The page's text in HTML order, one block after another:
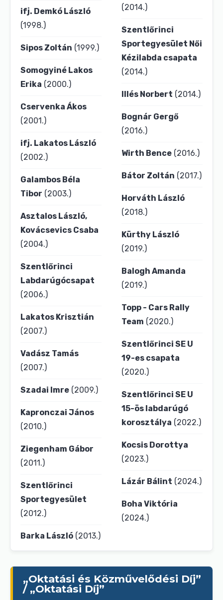
ifj. Demkó László
(1998.)
Sipos Zoltán (1999.)
Somogyiné Lakos
Erika (2000.)
Cservenka Ákos
(2001.)
ifj. Lakatos László
(2002.)
Galambos Béla
Tibor (2003.)
Asztalos László,
Kovácsevics Csaba
(2004.)
Szentlőrinci
Labdarúgócsapat
(2006.)
Lakatos Krisztián
(2007.)
Vadász Tamás
(2007.)
Szadai Imre (2009.)
Kapronczai János
(2010.)
Ziegenham Gábor
(2011.)
Szentlőrinci
Sportegyesület
(2012.)
Barka László (2013.)
(2014.)
Szentlőrinci
Sportegyesület Női
Kézilabda csapata
(2014.)
Illés Norbert (2014.)
Bognár Gergő
(2016.)
Wirth Bence (2016.)
Bátor Zoltán (2017.)
Horváth László
(2018.)
Kürthy László
(2019.)
Balogh Amanda
(2019.)
Topp - Cars Rally
Team (2020.)
Szentlőrinci SE U
19-es csapata
(2020.)
Szentlőrinci SE U
15-ös labdarúgó
korosztálya (2022.)
Kocsis Dorottya
(2023.)
Lázár Bálint (2024.)
Boha Viktória
(2024.)
„Oktatási és Közművelődési Díj”
/ „Oktatási Díj”